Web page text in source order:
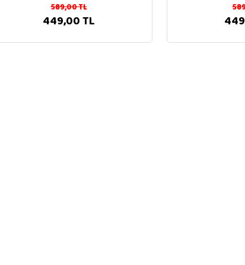
589,00 TL
449,00 TL